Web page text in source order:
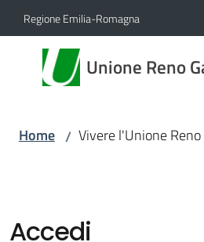
Vai al contenuto
Vai alla navigazione
Vai al footer
Regione Emilia-Romagna
Unione Reno
Unione
Reno
Home / Vivere l'Unione
Accedi